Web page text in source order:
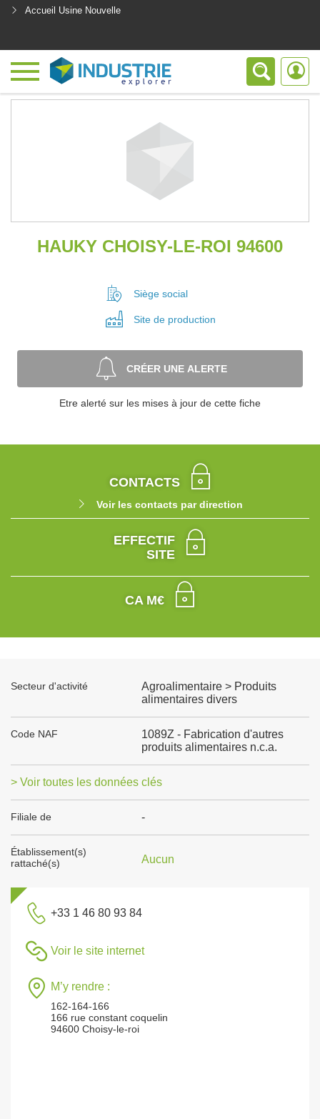
Accueil Usine Nouvelle
HAUKY CHOISY-LE-ROI 94600
Siège social
Site de production
CRÉER UNE ALERTE
Etre alerté sur les mises à jour de cette fiche
CONTACTS
Voir les contacts par direction
EFFECTIF
SITE
CA M€
Secteur d'activité
Agroalimentaire > Produits
alimentaires divers
Code NAF
1089Z - Fabrication d'autres
produits alimentaires n.c.a.
> Voir toutes les données clés
Filiale de -
Établissement(s)
rattaché(s)
Aucun
+33 1 46 80 93 84
Voir le site internet
M’y rendre :
162-164-166
166 rue constant coquelin
94600 Choisy-le-roi